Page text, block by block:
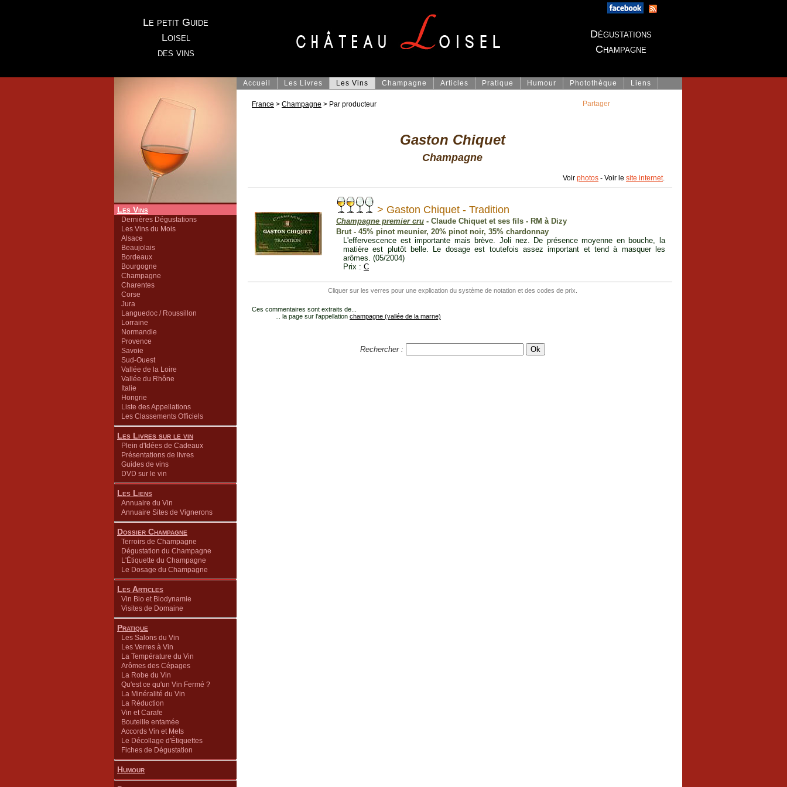
Le petit Guide
Loisel
des vins
Dégustations
Champagne
Les Vins
Dernières Dégustations
Les Vins du Mois
Alsace
Beaujolais
Bordeaux
Bourgogne
Champagne
Charentes
Corse
Jura
Languedoc / Roussillon
Lorraine
Normandie
Provence
Savoie
Sud-Ouest
Vallée de la Loire
Vallée du Rhône
Italie
Hongrie
Liste des Appellations
Les Classements Officiels
Les Livres sur le vin
Plein d'Idées de Cadeaux
Présentations de livres
Guides de vins
DVD sur le vin
Les Liens
Annuaire du Vin
Annuaire Sites de Vignerons
Dossier Champagne
Terroirs de Champagne
Dégustation du Champagne
L'Étiquette du Champagne
Le Dosage du Champagne
Les Articles
Vin Bio et Biodynamie
Visites de Domaine
Pratique
Les Salons du Vin
Les Verres à Vin
La Température du Vin
Arômes des Cépages
La Robe du Vin
Qu'est ce qu'un Vin Fermé ?
La Minéralité du Vin
La Réduction
Vin et Carafe
Bouteille entamée
Accords Vin et Mets
Le Décollage d'Étiquettes
Fiches de Dégustation
Humour
Accueil Les Livres Les Vins Champagne Articles Pratique Humour Photothèque Liens
France > Champagne > Par producteur
Gaston Chiquet
Champagne
Voir photos - Voir le site internet.
> Gaston Chiquet - Tradition
Champagne premier cru - Claude Chiquet et ses fils - RM à Dizy
Brut - 45% pinot meunier, 20% pinot noir, 35% chardonnay
L'effervescence est importante mais brève. Joli nez. De présence moyenne en bouche, la
matière est plutôt belle. Le dosage est toutefois assez important et tend à masquer les
arômes. (05/2004)
Prix : C
Cliquer sur les verres pour une explication du système de notation et des codes de prix.
Ces commentaires sont extraits de...
... la page sur l'appellation champagne (vallée de la marne)
Rechercher :
Partager